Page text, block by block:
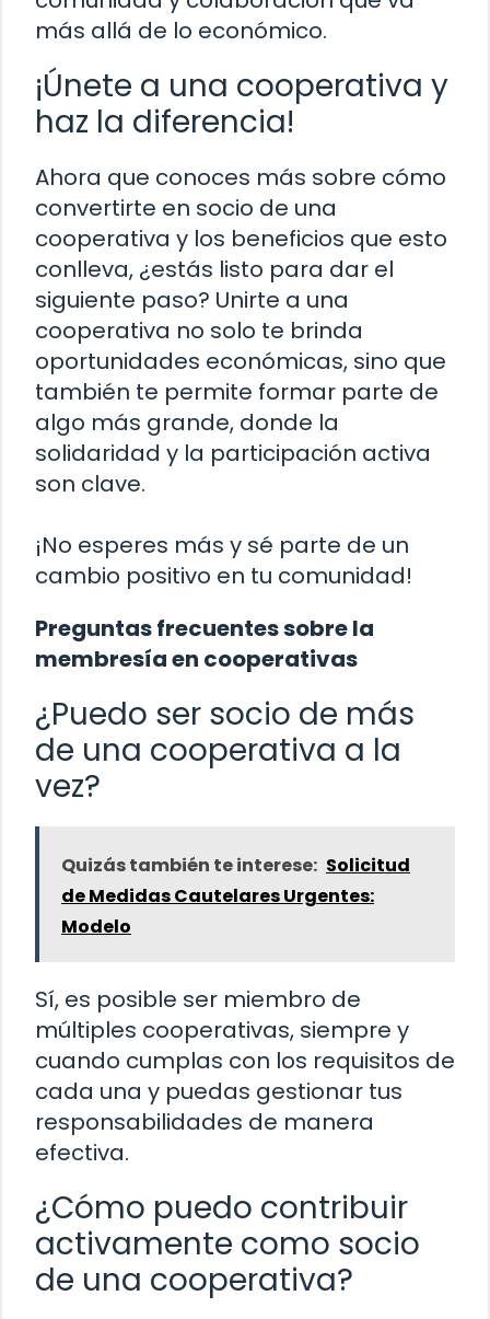
más allá de lo económico.
¡Únete a una cooperativa y
haz la diferencia!
Ahora que conoces más sobre cómo
convertirte en socio de una
cooperativa y los beneficios que esto
conlleva, ¿estás listo para dar el
siguiente paso? Unirte a una
cooperativa no solo te brinda
oportunidades económicas, sino que
también te permite formar parte de
algo más grande, donde la
solidaridad y la participación activa
son clave.
¡No esperes más y sé parte de un
cambio positivo en tu comunidad!
Preguntas frecuentes sobre la
membresía en cooperativas
¿Puedo ser socio de más
de una cooperativa a la
vez?
Quizás también te interese: Solicitud
de Medidas Cautelares Urgentes:
Modelo
Sí, es posible ser miembro de
múltiples cooperativas, siempre y
cuando cumplas con los requisitos de
cada una y puedas gestionar tus
responsabilidades de manera
efectiva.
¿Cómo puedo contribuir
activamente como socio
de una cooperativa?